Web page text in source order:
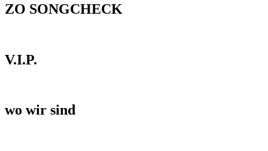
ZO SONGCHECK
V.I.P.
wo wir sind